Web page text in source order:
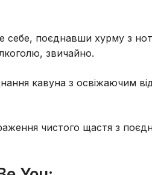
себе, поєднавши хурму з
звичайно.
кавуна з освіжаючим
чистого щастя з